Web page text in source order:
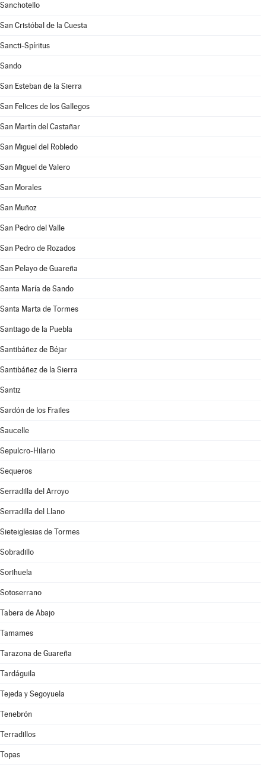
Sanchotello
San Cristóbal de la Cuesta
Sancti-Spíritus
Sando
San Esteban de la Sierra
San Felices de los Gallegos
San Martín del Castañar
San Miguel del Robledo
San Miguel de Valero
San Morales
San Muñoz
San Pedro del Valle
San Pedro de Rozados
San Pelayo de Guareña
Santa María de Sando
Santa Marta de Tormes
Santiago de la Puebla
Santibáñez de Béjar
Santibáñez de la Sierra
Santiz
Sardón de los Frailes
Saucelle
Sepulcro-Hilario
Sequeros
Serradilla del Arroyo
Serradilla del Llano
Sieteiglesias de Tormes
Sobradillo
Sorihuela
Sotoserrano
Tabera de Abajo
Tamames
Tarazona de Guareña
Tardáguila
Tejeda y Segoyuela
Tenebrón
Terradillos
Topas